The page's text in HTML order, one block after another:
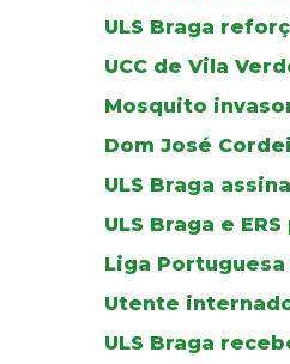
ULS Braga
UCC de Vila
Mosquito
Dom José
ULS Braga
ULS Braga e
Liga
Utente
ULS Braga